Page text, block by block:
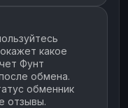
какое
Фунт
обмена.
обменник
отзывы.